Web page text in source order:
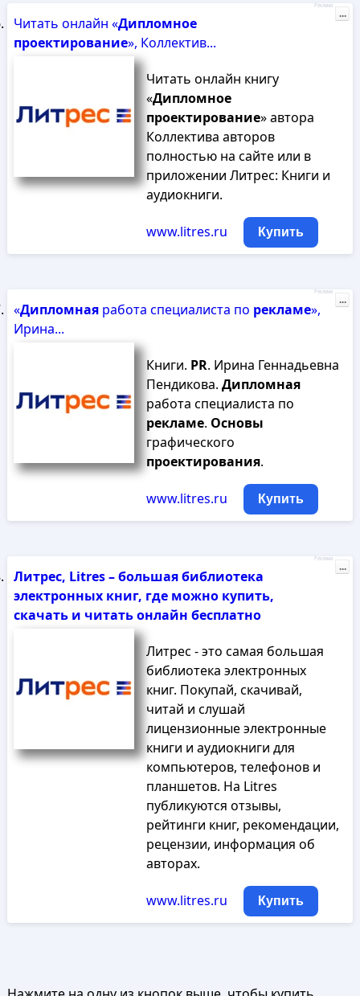
Читать онлайн «Дипломное
проектирование», Коллектив...
Читать онлайн книгу
«Дипломное
проектирование» автора
Коллектива авторов
полностью на сайте или в
приложении Литрес: Книги и
аудиокниги.
www.litres.ru Купить
Реклама
...
«Дипломнаяработа специалиста по рекламе»,
Ирина...
Книги. PR. Ирина Геннадьевна
Пендикова. Дипломная
работа специалиста по
рекламе. Основы
графического
проектирования.
www.litres.ru Купить
Реклама
...
Литрес, Litres – большая библиотека
электронных книг, где можно купить,
скачать и читать онлайн бесплатно
Литрес - это самая большая
библиотека электронных
книг. Покупай, скачивай,
читай и слушай
лицензионные электронные
книги и аудиокниги для
компьютеров, телефонов и
планшетов. На Litres
публикуются отзывы,
рейтинги книг, рекомендации,
рецензии, информация об
авторах.
www.litres.ru Купить
Реклама
...